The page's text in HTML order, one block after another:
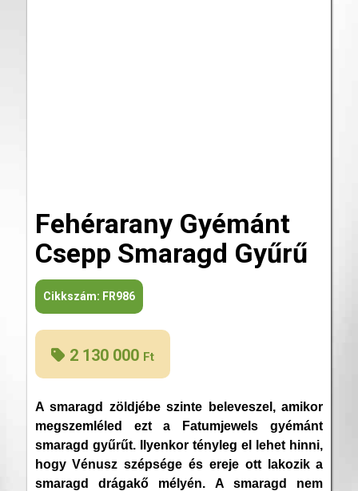
Fehérarany Gyémánt
Csepp Smaragd Gyűrű
Cikkszám: FR986
2 130 000 Ft
A smaragd zöldjébe szinte beleveszel, amikor
megszemléled ezt a Fatumjewels gyémánt
smaragd gyűrűt. Ilyenkor tényleg el lehet hinni,
hogy Vénusz szépsége és ereje ott lakozik a
smaragd drágakő mélyén. A smaragd nem